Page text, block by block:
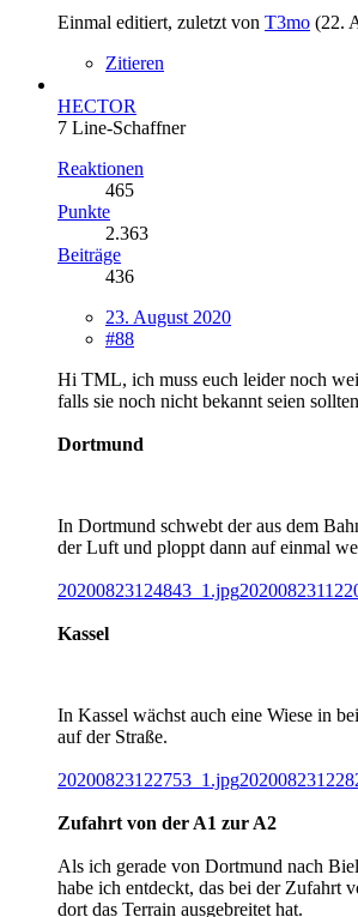
Einmal editiert, zuletzt von T3mo (22.
Zitieren
HECTOR
7 Line-Schaffner
Reaktionen
465
Punkte
2.363
Beiträge
436
23. August 2020
#88
Hi TML, ich muss euch leider noch
falls sie noch nicht bekannt seien
Dortmund
In Dortmund schwebt der aus dem
der Luft und ploppt dann auf einmal
20200823124843_1.jpg
Kassel
In Kassel wächst auch eine Wiese in
auf der Straße.
20200823122753_1.jpg
Zufahrt von der A1 zur A2
Als ich gerade von Dortmund nach
habe ich entdeckt, das bei der Zufahrt
dort das Terrain ausgebreitet hat.